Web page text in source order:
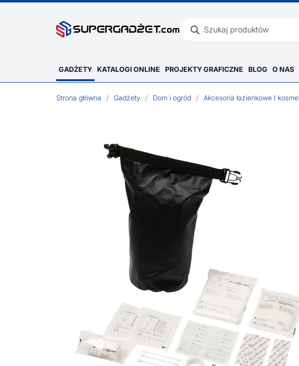
produktów
GADŻETY KATALOGI ONLINE PROJEKTY GRAFICZNE BLOG O NAS
Strona główna / Gadżety / Dom i ogród / Akcesoria łazienkowe I